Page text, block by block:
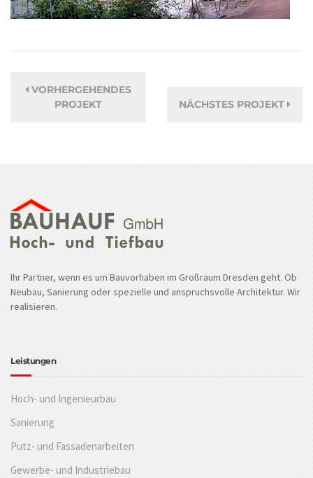
VORHERGEHENDES
PROJEKT
NÄCHSTES PROJEKT
Ihr Partner, wenn es um Bauvorhaben im Großraum Dresden geht. Ob
Neubau, Sanierung oder spezielle und anspruchsvolle Architektur. Wir
realisieren.
Leistungen
Hoch- und Ingenieurbau
Sanierung
Putz- und Fassadenarbeiten
Gewerbe- und Industriebau